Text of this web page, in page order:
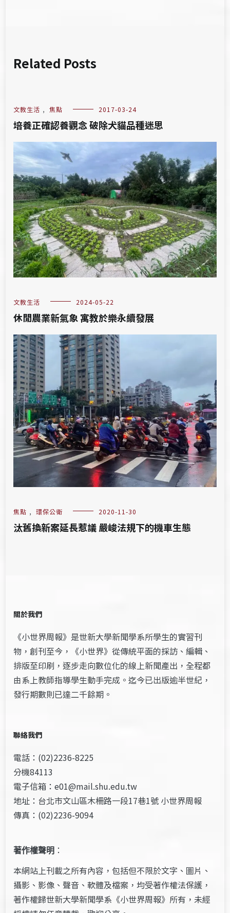
Related Posts
文教生活 , 焦點 2017-03-24
培養正確認養觀念 破除犬貓品種迷思
文教生活 2024-05-22
休閒農業新氣象 寓教於樂永續發展
焦點 , 環保公衛 2020-11-30
汰舊換新案延長惹議 嚴峻法規下的機車生態
關於我們
《小世界周報》是世新大學新聞學系所學生的實習刊
物，創刊至今，《小世界》從傳統平面的採訪、編輯、
排版至印刷，逐步走向數位化的線上新聞產出，全程都
由系上教師指導學生動手完成。迄今已出版逾半世紀，
發行期數則已達二千餘期。
聯絡我們
電話：(02)2236-8225
分機84113
電子信箱：e01@mail.shu.edu.tw
地址：台北市文山區木柵路一段17巷1號 小世界周報
傳真：(02)2236-9094
著作權聲明 ：
本網站上刊載之所有內容，包括但不限於文字、圖片、
攝影、影像、聲音、軟體及檔案，均受著作權法保護，
著作權歸世新大學新聞學系《小世界周報》所有，未經